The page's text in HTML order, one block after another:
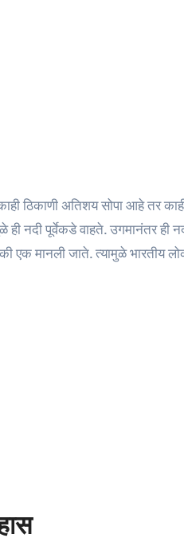
काही ठिकाणी अतिशय सोपा आहे
नदी पूर्वेकडे वाहते. उगमानंतर ही
एक मानली जाते. त्यामुळे